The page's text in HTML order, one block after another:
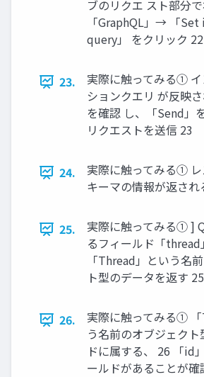
ブのリクエ スト部分
「GraphQL」→ 「
query」 をクリック 22
23.
実際に触ってみる① イ
ションクエリ が反映
を確認 し、「Send」
リクエストを送信 23
24.
実際に触ってみる①
キーマの情報が返され
25.
実際に触ってみる① ]
るフィールド「thread
「Thread」という名
ト型のデータを返す 25
26.
実際に触ってみる①
う名前のオブジェク
ドに属する、 26 「id
ールドがあることが確